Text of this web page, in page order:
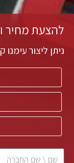
להצעת מחיר
ניתן ליצור